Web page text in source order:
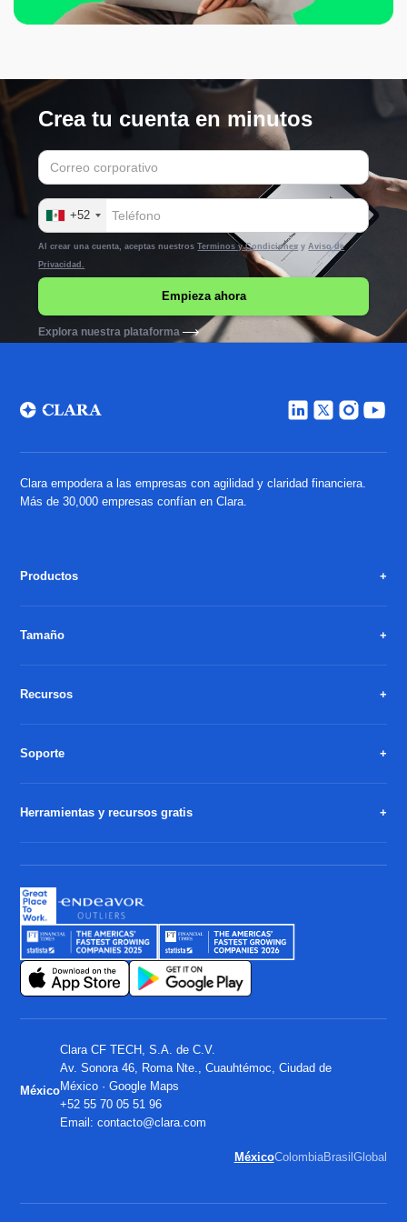
Crea tu cuenta en minutos
+52
Al crear una cuenta, aceptas nuestrosTerminos y CondicionesyAviso de
Privacidad.
Explora nuestra plataforma
Clara empodera a las empresas con agilidad y claridad financiera.
Más de 30,000 empresas confían en Clara.
Productos
Tamaño
Recursos
Soporte
Herramientas y recursos gratis
México
Clara CF TECH, S.A. de C.V.
Av. Sonora 46, Roma Nte., Cuauhtémoc, Ciudad de
México ·Google Maps
+52 55 70 05 51 96
Email:contacto@clara.com
MéxicoColombiaBrasil Global